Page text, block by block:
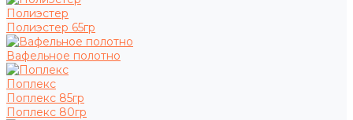
Полиэстер
Полиэстер 65гр
Вафельное полотно
Поплекс
Поплекс 85гр
Поплекс 80гр